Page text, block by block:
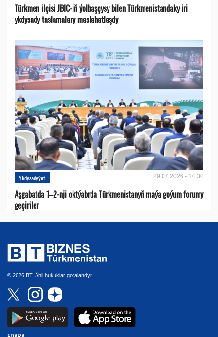
Türkmen ilçisi JBIC-iň ýolbaşçysy bilen Türkmenistandaky iri
ykdysady taslamalary maslahatlaşdy
Ykdysadyýet 29.07.2026 - 14:34
Aşgabatda 1–2-nji oktýabrda Türkmenistanyň maýa goýum forumy
geçiriler
© 2026 BT. Ähli hukuklar goralandyr.